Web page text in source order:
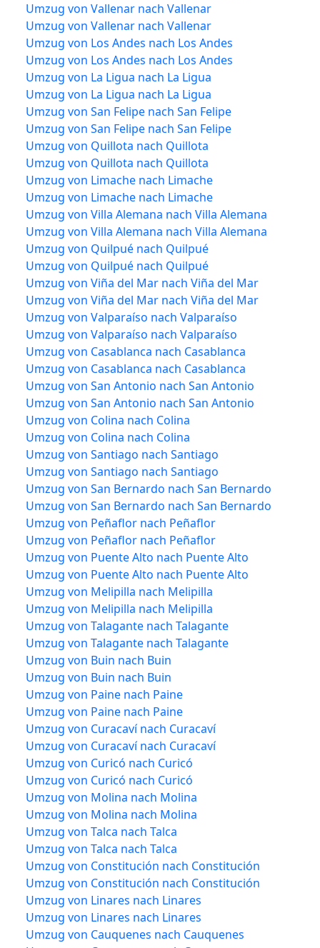
Umzug von Vallenar nach Vallenar
Umzug von Vallenar nach Vallenar
Umzug von Los Andes nach Los Andes
Umzug von Los Andes nach Los Andes
Umzug von La Ligua nach La Ligua
Umzug von La Ligua nach La Ligua
Umzug von San Felipe nach San Felipe
Umzug von San Felipe nach San Felipe
Umzug von Quillota nach Quillota
Umzug von Quillota nach Quillota
Umzug von Limache nach Limache
Umzug von Limache nach Limache
Umzug von Villa Alemana nach Villa Alemana
Umzug von Villa Alemana nach Villa Alemana
Umzug von Quilpué nach Quilpué
Umzug von Quilpué nach Quilpué
Umzug von Viña del Mar nach Viña del Mar
Umzug von Viña del Mar nach Viña del Mar
Umzug von Valparaíso nach Valparaíso
Umzug von Valparaíso nach Valparaíso
Umzug von Casablanca nach Casablanca
Umzug von Casablanca nach Casablanca
Umzug von San Antonio nach San Antonio
Umzug von San Antonio nach San Antonio
Umzug von Colina nach Colina
Umzug von Colina nach Colina
Umzug von Santiago nach Santiago
Umzug von Santiago nach Santiago
Umzug von San Bernardo nach San Bernardo
Umzug von San Bernardo nach San Bernardo
Umzug von Peñaflor nach Peñaflor
Umzug von Peñaflor nach Peñaflor
Umzug von Puente Alto nach Puente Alto
Umzug von Puente Alto nach Puente Alto
Umzug von Melipilla nach Melipilla
Umzug von Melipilla nach Melipilla
Umzug von Talagante nach Talagante
Umzug von Talagante nach Talagante
Umzug von Buin nach Buin
Umzug von Buin nach Buin
Umzug von Paine nach Paine
Umzug von Paine nach Paine
Umzug von Curacaví nach Curacaví
Umzug von Curacaví nach Curacaví
Umzug von Curicó nach Curicó
Umzug von Curicó nach Curicó
Umzug von Molina nach Molina
Umzug von Molina nach Molina
Umzug von Talca nach Talca
Umzug von Talca nach Talca
Umzug von Constitución nach Constitución
Umzug von Constitución nach Constitución
Umzug von Linares nach Linares
Umzug von Linares nach Linares
Umzug von Cauquenes nach Cauquenes